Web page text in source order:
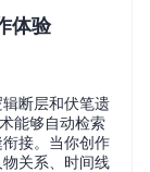
体验
断层和伏笔遗
能够自动检索
接。当你创作
关系、时间线